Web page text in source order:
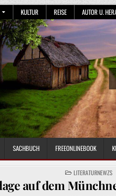
KULTUR REISE AUTOR U.
SACHBUCH FREEONLINEBOOK
POSTED
IN
LITERATURNEWZS
auf dem